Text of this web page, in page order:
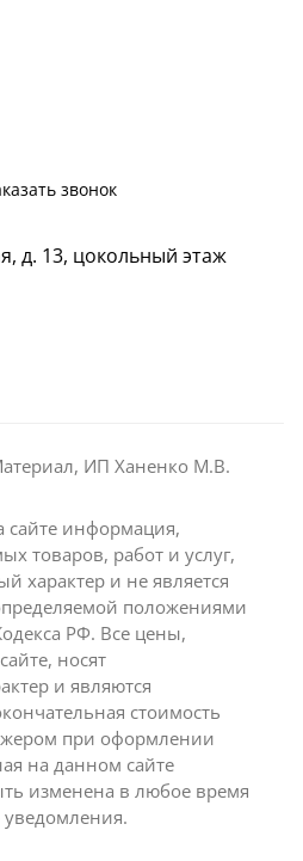
звонок
д. 13, цокольный этаж
ИП Ханенко М.В.
сайте информация,
товаров, работ и услуг,
характер и не является
положениями
РФ. Все цены,
носят
и являются
стоимость
при оформлении
на данном сайте
изменена в любое время
уведомления.